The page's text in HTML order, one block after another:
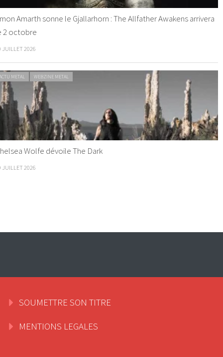
Amarth sonne le Gjallarhorn : The Allfather Awakens arrivera
2 octobre
JUILLET 2026
METAL WEBZINE METAL
Wolfe dévoile The Dark
JUILLET 2026
SOUMETTRE SON TITRE
MENTIONS LEGALES